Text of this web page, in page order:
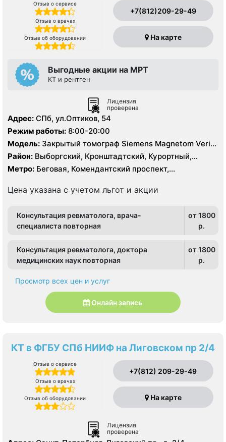
Отзыв о сервисе
Отзыв о врачах
Отзыв об оборудовании
+7(812)209-29-49
На карте
Выгодные акции на МРТ
КТ и рентген
Лицензия
проверена
Адрес: СПб, ул.Оптиков, 54
Режим работы: 8:00-20:00
Модель: Закрытый томограф Siemens Magnetom Verio
1.5 Тесла, КТ Siemens 64 среза
Район: Выборгский, Кронштадтский, Курортный,
Ленинградская область, Приморский
Метро: Беговая, Комендантский проспект,
Цена указана с учетом льгот и акции
Консультация ревматолога, врача-
специалиста повторная
от 1800
p.
Консультация ревматолога, доктора
медицинских наук повторная
от 1800
p.
Просмотр всех цен и услуг
Онлайн запись
КТ в ФГБУ СПб НИИФ на Лиговском пр 2/4
Отзыв о сервисе
Отзыв о врачах
Отзыв об оборудовании
+7(812) 209-29-49
На карте
Лицензия
проверена